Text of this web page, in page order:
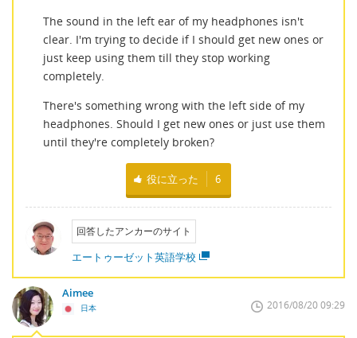
The sound in the left ear of my headphones isn't
clear. I'm trying to decide if I should get new ones or
just keep using them till they stop working
completely.
There's something wrong with the left side of my
headphones. Should I get new ones or just use them
until they're completely broken?
役に立った 6
回答したアンカーのサイト
エートゥーゼット英語学校
Aimee
日本 2016/08/20 09:29